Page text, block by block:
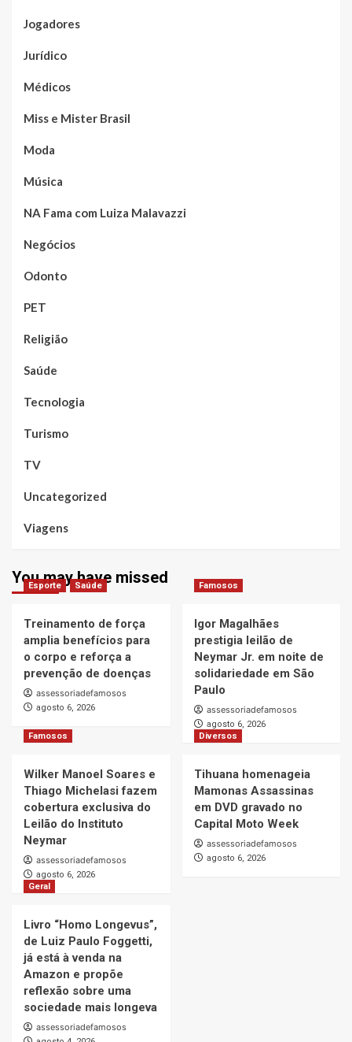
Jogadores
Jurídico
Médicos
Miss e Mister Brasil
Moda
Música
NA Fama com Luiza Malavazzi
Negócios
Odonto
PET
Religião
Saúde
Tecnologia
Turismo
TV
Uncategorized
Viagens
You may have missed
Esporte Saúde
Treinamento de força
amplia benefícios para
o corpo e reforça a
prevenção de doenças
assessoriadefamosos
agosto 6, 2026
Famosos
Igor Magalhães
prestigia leilão de
Neymar Jr. em noite de
solidariedade em São
Paulo
assessoriadefamosos
agosto 6, 2026
Famosos
Wilker Manoel Soares e
Thiago Michelasi fazem
cobertura exclusiva do
Leilão do Instituto
Neymar
assessoriadefamosos
agosto 6, 2026
Diversos
Tihuana homenageia
Mamonas Assassinas
em DVD gravado no
Capital Moto Week
assessoriadefamosos
agosto 6, 2026
Geral
Livro “Homo Longevus”,
de Luiz Paulo Foggetti,
já está à venda na
Amazon e propõe
reflexão sobre uma
sociedade mais longeva
assessoriadefamosos